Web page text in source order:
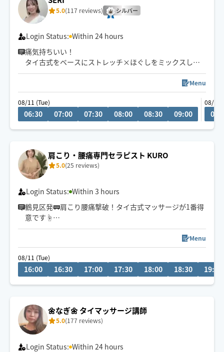
5.0(117 reviews) シルバー
Login Status: Within 24 hours
痛気持ちいい！
タイ古式をベースにストレッチ×ほぐしをミックスした
施術になります🙆‍♀️
Menu
08/11 (Tue)
06:30 07:00 07:30 08:00 08:30 09:00
08/18
肩こり・腰痛専門セラピスト KURO
5.0(25 reviews)
Login Status: Within 3 hours
鶴見区発🚃肩こり腰痛撃破！タイ古式マッサージが1番得
意です☝️
1回の施術でも驚きの変化✨
Menu
08/11 (Tue)
16:00 16:30 17:00 17:30 18:00 18:30 19:00
🌼なぎ🌼 タイマッサージ講師
5.0(177 reviews)
Login Status: Within 24 hours